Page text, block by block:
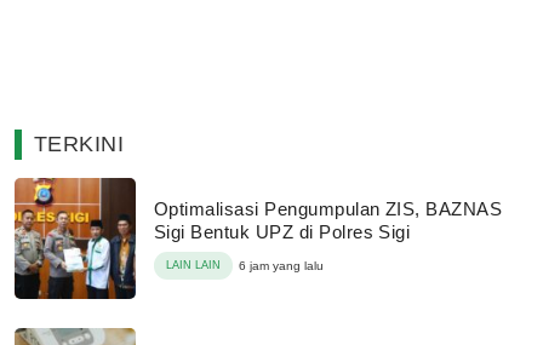
TERKINI
Optimalisasi Pengumpulan ZIS, BAZNAS
Sigi Bentuk UPZ di Polres Sigi
LAIN LAIN 6 jam yang lalu